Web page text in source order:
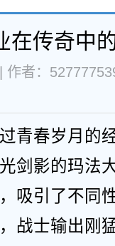
在传奇中
者：
青春岁月的
剑影的玛法
吸引了不同
战士输出刚